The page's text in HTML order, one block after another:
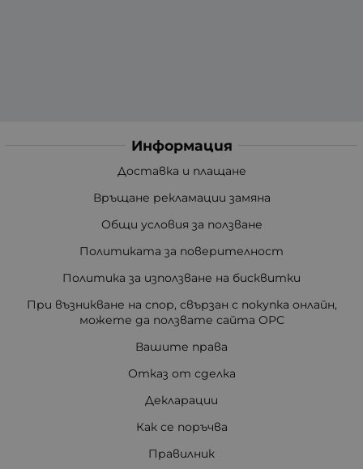
Информация
Доставка и плащане
Връщане рекламации замяна
Общи условия за ползване
Политиката за поверителност
Политика за използване на бисквитки
При възникване на спор, свързан с покупка онлайн,
можете да ползвате сайта ОРС
Вашите права
Отказ от сделка
Декларации
Как се поръчва
Правилник